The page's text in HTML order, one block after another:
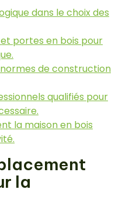
dans le choix des
portes en bois pour
de construction
qualifiés pour
la maison en bois
la